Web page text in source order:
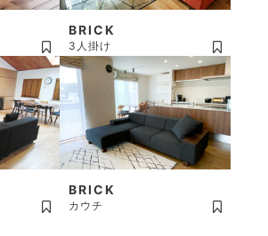
BRICK
3人掛け
BRICK
カウチ